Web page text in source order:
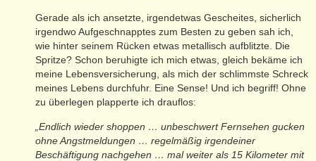
Gerade als ich ansetzte, irgendetwas Gescheites, sicherlich
irgendwo Aufgeschnapptes zum Besten zu geben sah ich,
wie hinter seinem Rücken etwas metallisch aufblitzte. Die
Spritze? Schon beruhigte ich mich etwas, gleich bekäme ich
meine Lebensversicherung, als mich der schlimmste Schreck
meines Lebens durchfuhr. Eine Sense! Und ich begriff! Ohne
zu überlegen plapperte ich drauflos:
„Endlich wieder shoppen … unbeschwert Fernsehen gucken
ohne Angstmeldungen … regelmäßig irgendeiner
Beschäftigung nachgehen … mal weiter als 15 Kilometer mit